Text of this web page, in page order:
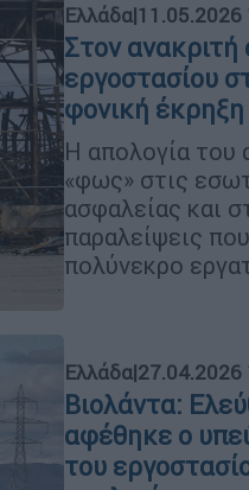
Ελλάδα|11.05.2026
Στον ανακριτή
εργοστασίου
φονική έκρηξη
Η απολογία του
«φως» στις
ασφαλείας και
παραλείψεις
πολύνεκρο
Ελλάδα|27.04.2026
Βιολάντα:
αφέθηκε ο
του